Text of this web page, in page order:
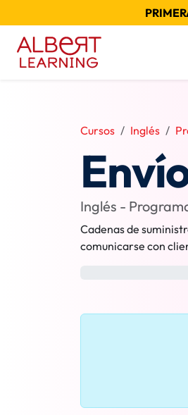
Cursos Inglés
Inglés -
Cadenas de
comunicarse con